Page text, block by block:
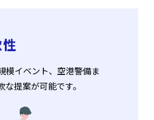
模イベント、空港警備ま
提案が可能です。